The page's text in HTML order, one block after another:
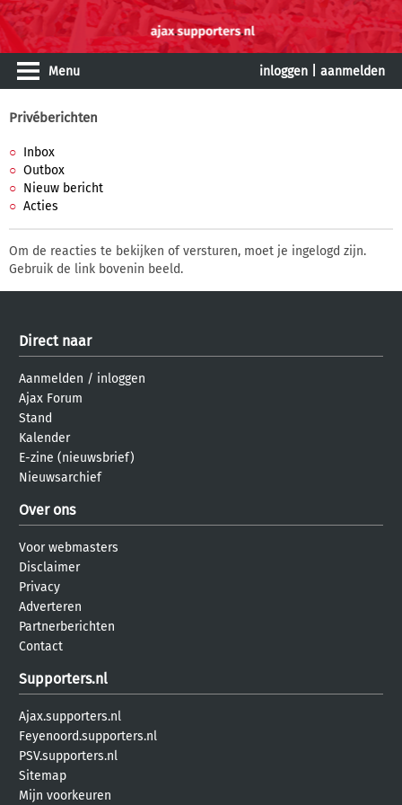
Menu inloggen aanmelden
Privéberichten
Inbox
Outbox
Nieuw bericht
Acties
Om de reacties te bekijken of versturen, moet je ingelogd zijn.
Gebruik de link bovenin beeld.
Direct naar
Aanmelden / inloggen
Ajax Forum
Stand
Kalender
E-zine (nieuwsbrief)
Nieuwsarchief
Over ons
Voor webmasters
Disclaimer
Privacy
Adverteren
Partnerberichten
Contact
Supporters.nl
Ajax.supporters.nl
Feyenoord.supporters.nl
PSV.supporters.nl
Sitemap
Mijn voorkeuren